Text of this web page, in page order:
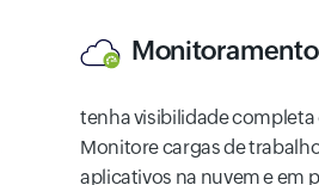
tenha visibilidade completa
Monitore cargas de
aplicativos na nuvem e em